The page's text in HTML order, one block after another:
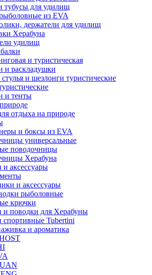
тубусы для удилищ
из EVA
держатели для удилищ
Херабуна
удилищ
и туристическая
и раскладушки
и шезлонги туристические
и тенты
отдыха на природе
и боксы из EVA
универсальные
поводочницы
Херабуна
аксессуары
и аксессуары
рыболовные
крючки
поводки для Херабуны
Tubertini
и ароматика